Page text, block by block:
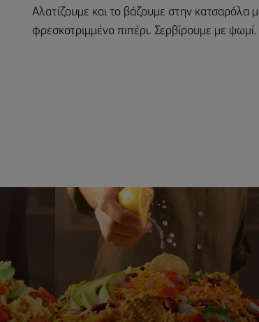
Αλατίζουμε και το βάζουμε στην κατσαρόλα
φρεσκοτριμμένο πιπέρι. Σερβίρουμε με ψωμί.